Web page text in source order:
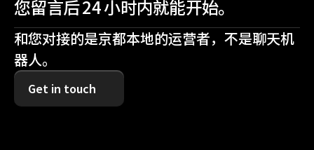
您留言后 24 小时内就能开始。
和您对接的是京都本地的运营者，不是聊天机
器人。
Get in touch